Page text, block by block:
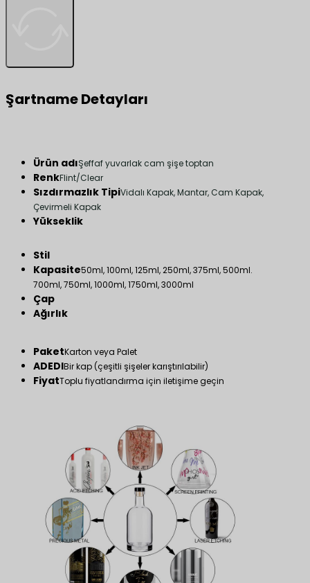
Şartname Detayları
Ürün adıŞeffaf yuvarlak cam şişe toptan
RenkFlint/Clear
Sızdırmazlık TipiVidalı Kapak, Mantar, Cam Kapak,
Çevirmeli Kapak
Yükseklik
Stil
Kapasite50ml, 100ml, 125ml, 250ml, 375ml, 500ml.
700ml, 750ml, 1000ml, 1750ml, 3000ml
Çap
Ağırlık
PaketKarton veya Palet
ADEDIBir kap (çeşitli şişeler karıştırılabilir)
FiyatToplu fiyatlandırma için iletişime geçin